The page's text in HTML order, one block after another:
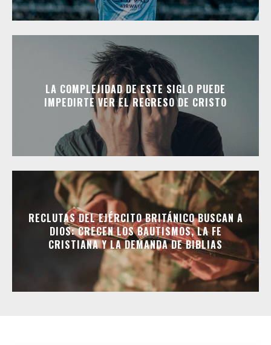
LA COMPLEJIDAD DE ESTE SIGLO PUEDE
IMPEDIRTE VER EL REGRESO DE CRISTO
RECLUTAS DEL EJÉRCITO BRITÁNICO BUSCAN A
DIOS: CRECEN LOS BAUTISMOS, LA FE
CRISTIANA Y LA DEMANDA DE BIBLIAS